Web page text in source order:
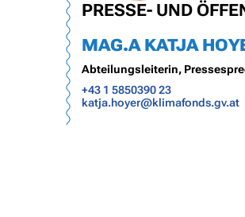
PRESSE- UND
MAG.A KATJA
Abteilungsleiterin,
+43 1 5850390 23
katja.hoyer@klimafonds.gv.at